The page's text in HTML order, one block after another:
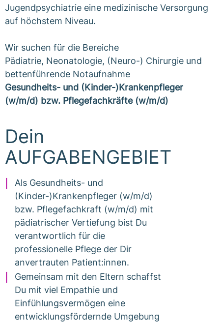
Jugendpsychiatrie eine medizinische Versorgung
auf höchstem Niveau.
Wir suchen für die Bereiche
Pädiatrie, Neonatologie, (Neuro-) Chirurgie und
bettenführende Notaufnahme
Gesundheits- und (Kinder-)Krankenpfleger
(w/m/d) bzw. Pflegefachkräfte (w/m/d)
Dein
AUFGABENGEBIET
Als Gesundheits- und
(Kinder-)Krankenpfleger (w/m/d)
bzw. Pflegefachkraft (w/m/d) mit
pädiatrischer Vertiefung bist Du
verantwortlich für die
professionelle Pflege der Dir
anvertrauten Patient:innen.
Gemeinsam mit den Eltern schaffst
Du mit viel Empathie und
Einfühlungsvermögen eine
entwicklungsfördernde Umgebung